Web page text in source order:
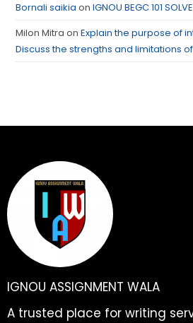
Bornali saikia onIGNOU BEGC 101
Milon Mitra onExplain the purpose of
Discuss the strengths and limitations
IGNOU ASSIGNMENT WALA
A trusted place for writing